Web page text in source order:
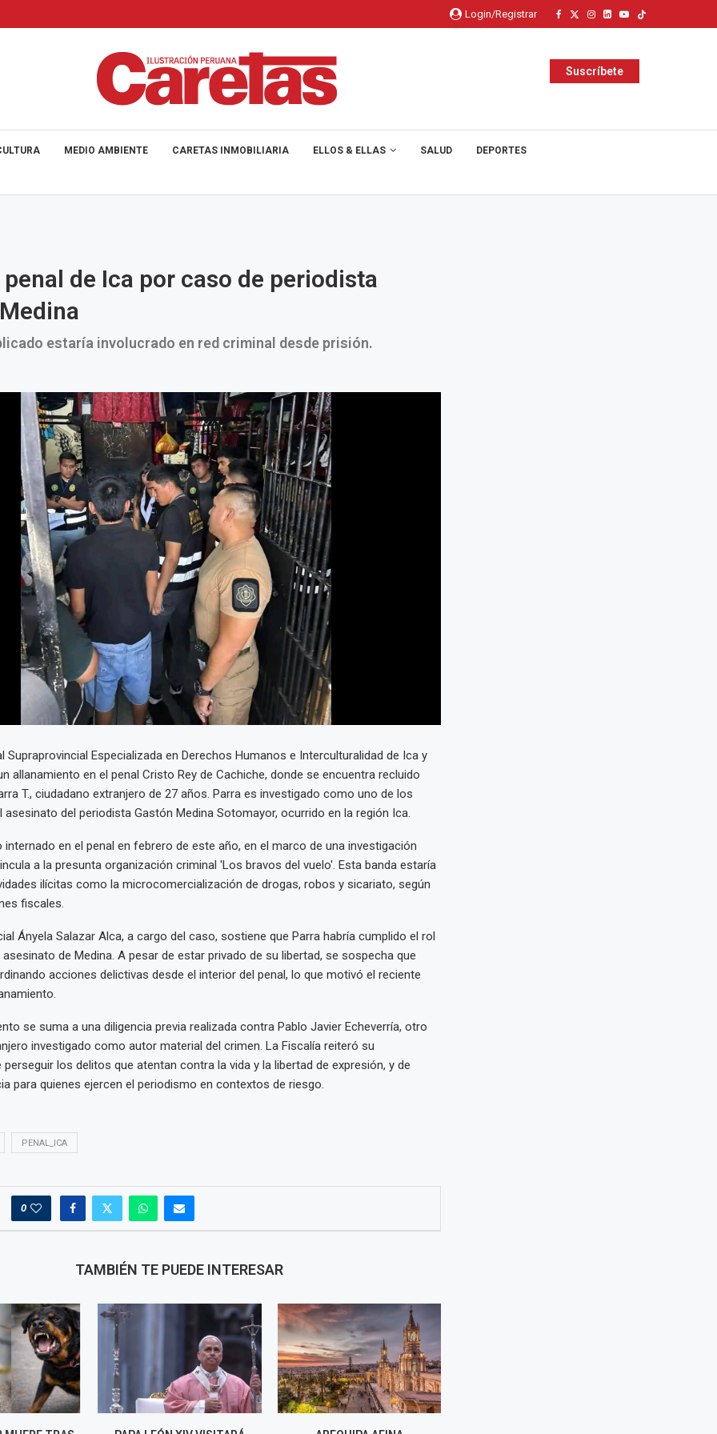
Login/Registrar
Suscríbete
MEDIO AMBIENTE CARETAS INMOBILIARIA ELLOS & ELLAS SALUD DEPORTES
de Ica por caso de periodista
estaría involucrado en red criminal desde prisión.
Supraprovincial Especializada en Derechos Humanos e Interculturalidad de Ica y
allanamiento en el penal Cristo Rey de Cachiche, donde se encuentra recluido
T., ciudadano extranjero de 27 años. Parra es investigado como uno de los
asesinato del periodista Gastón Medina Sotomayor, ocurrido en la región Ica.
internado en el penal en febrero de este año, en el marco de una investigación
a la presunta organización criminal 'Los bravos del vuelo'. Esta banda estaría
ilícitas como la microcomercialización de drogas, robos y sicariato, según
fiscales.
Ányela Salazar Alca, a cargo del caso, sostiene que Parra habría cumplido el rol
asesinato de Medina. A pesar de estar privado de su libertad, se sospecha que
acciones delictivas desde el interior del penal, lo que motivó el reciente
se suma a una diligencia previa realizada contra Pablo Javier Echeverría, otro
investigado como autor material del crimen. La Fiscalía reiteró su
los delitos que atentan contra la vida y la libertad de expresión, y de
para quienes ejercen el periodismo en contextos de riesgo.
PENAL_ICA
0
TAMBIÉN TE PUEDE INTERESAR